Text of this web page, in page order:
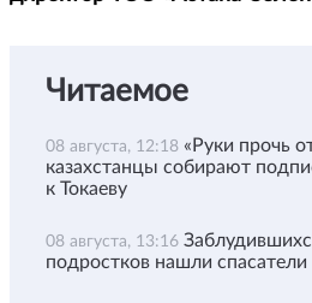
Читаемое
08 августа, 12:18 «Руки прочь
казахстанцы собирают
к Токаеву
08 августа, 13:16
подростков нашли спасатели